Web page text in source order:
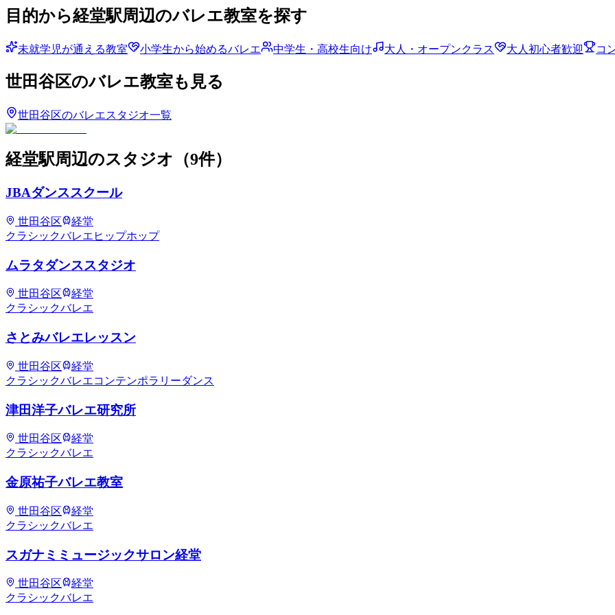
目的から経堂駅周辺のバレエ教室を探す
未就学児が通える教室 小学生から始めるバレエ 中学生・高校生向け 大人・オープンクラス 大人初心者歓迎 コ
世田谷区のバレエ教室も見る
世田谷区のバレエスタジオ一覧
経堂駅周辺のスタジオ （9件）
JBAダンススクール
世田谷区
経堂
クラシックバレエ ヒップホップ
ムラタダンススタジオ
世田谷区
経堂
クラシックバレエ
さとみバレエレッスン
世田谷区
経堂
クラシックバレエコンテンポラリーダンス
津田洋子バレエ研究所
世田谷区
経堂
クラシックバレエ
金原祐子バレエ教室
世田谷区
経堂
クラシックバレエ
スガナミミュージックサロン経堂
世田谷区
経堂
クラシックバレエ